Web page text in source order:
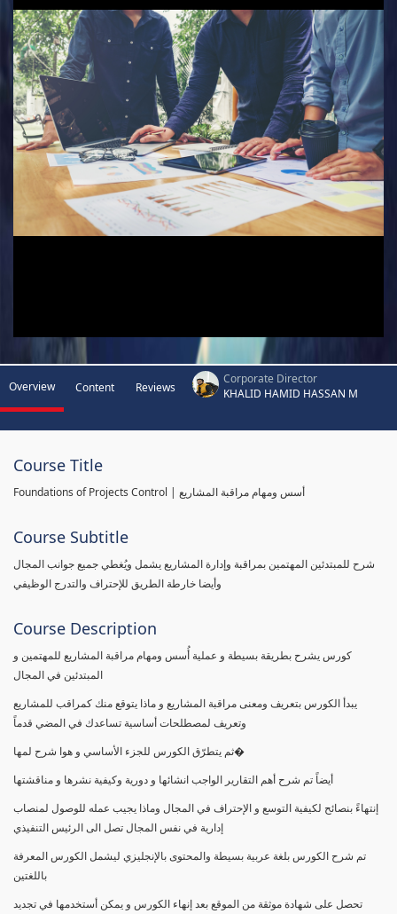
Overview Content Reviews
Corporate Director
KHALID HAMID HASSAN M
Course Title
Foundations of Projects Control | أسس ومهام مراقبة المشاريع
Course Subtitle
شرح للمبتدئين المهتمين بمراقبة وإدارة المشاريع يشمل ويُغطي جميع جوانب المجال
وأيضا خارطة الطريق للإحتراف والتدرج الوظيفي
Course Description
كورس يشرح بطريقة بسيطة و عملية أُسس ومهام مراقبة المشاريع للمهتمين و
المبتدئين في المجال
يبدأ الكورس بتعريف ومعنى مراقبة المشاريع و ماذا يتوقع منك كمراقب للمشاريع
وتعريف لمصطلحات أساسية تساعدك في المضي قدماً
ثم يتطرّق الكورس للجزء الأساسي و هوا شرح لمها�
أيضاً تم شرح أهم التقارير الواجب انشائها و دورية وكيفية نشرها و مناقشتها
إنتهاءً بنصائح لكيفية التوسع و الإحتراف في المجال وماذا يجيب عمله للوصول لمنصاب
إدارية في نفس المجال تصل الى الرئيس التنفيذي
تم شرح الكورس بلغة عربية بسيطة والمحتوى بالإنجليزي ليشمل الكورس المعرفة
باللغتين
تحصل على شهادة موثقة من الموقع بعد إنهاء الكورس و يمكن أستخدمها في تجديد